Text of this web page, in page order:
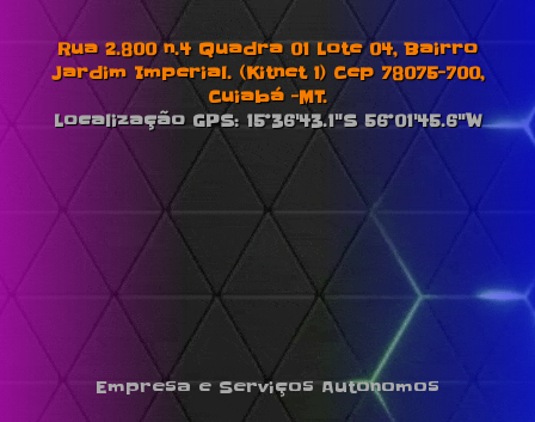
Rua 2.800 n.4 Quadra 01 Lote 04, Bairro
Jardim Imperial. (Kitnet 1) Cep 78075-700,
Cuiabá -MT.
Localização GPS: 15°36'43.1"S 56°01'45.6"W
Empresa e Serviços Autonomos